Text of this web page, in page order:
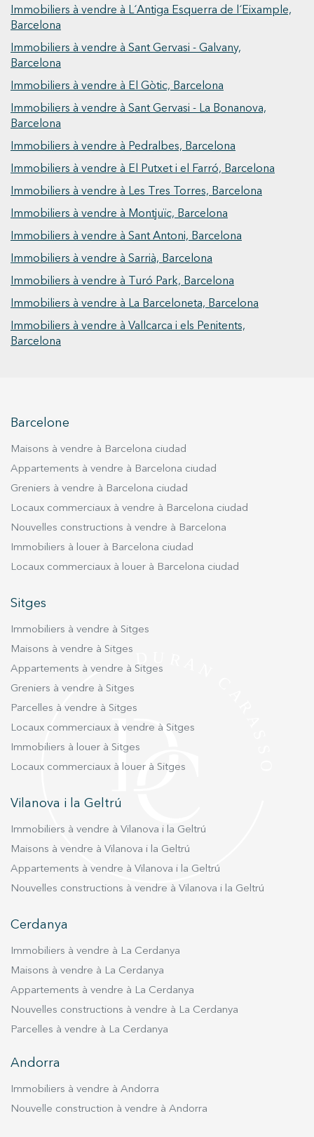
l’un des quartiers les plus emblématiques de
Barcelone, il permet de profiter d’un parfait
équilibre entre animation urbaine et sérénité
Immobiliers à vendre à L´Antiga Esquerra de l´Eixample,
Barcelona
Immobiliers à vendre à Sant Gervasi - Galvany,
Barcelona
Immobiliers à vendre à El Gòtic, Barcelona
Immobiliers à vendre à Sant Gervasi - La Bonanova,
Barcelona
Immobiliers à vendre à Pedralbes, Barcelona
Immobiliers à vendre à El Putxet i el Farró, Barcelona
Immobiliers à vendre à Les Tres Torres, Barcelona
Immobiliers à vendre à Montjuïc, Barcelona
Immobiliers à vendre à Sant Antoni, Barcelona
Immobiliers à vendre à Sarrià, Barcelona
Immobiliers à vendre à Turó Park, Barcelona
Immobiliers à vendre à La Barceloneta, Barcelona
Immobiliers à vendre à Vallcarca i els Penitents,
Barcelona
Barcelone
Maisons à vendre à Barcelona ciudad
Appartements à vendre à Barcelona ciudad
Greniers à vendre à Barcelona ciudad
Locaux commerciaux à vendre à Barcelona ciudad
Nouvelles constructions à vendre à Barcelona
Immobiliers à louer à Barcelona ciudad
Locaux commerciaux à louer à Barcelona ciudad
Sitges
Immobiliers à vendre à Sitges
Maisons à vendre à Sitges
Appartements à vendre à Sitges
Greniers à vendre à Sitges
Parcelles à vendre à Sitges
Locaux commerciaux à vendre à Sitges
Immobiliers à louer à Sitges
Locaux commerciaux à louer à Sitges
Vilanova i la Geltrú
Immobiliers à vendre à Vilanova i la Geltrú
Maisons à vendre à Vilanova i la Geltrú
Appartements à vendre à Vilanova i la Geltrú
Nouvelles constructions à vendre à Vilanova i la Geltrú
Cerdanya
Immobiliers à vendre à La Cerdanya
Maisons à vendre à La Cerdanya
Appartements à vendre à La Cerdanya
Nouvelles constructions à vendre à La Cerdanya
Parcelles à vendre à La Cerdanya
Andorra
Immobiliers à vendre à Andorra
Nouvelle construction à vendre à Andorra